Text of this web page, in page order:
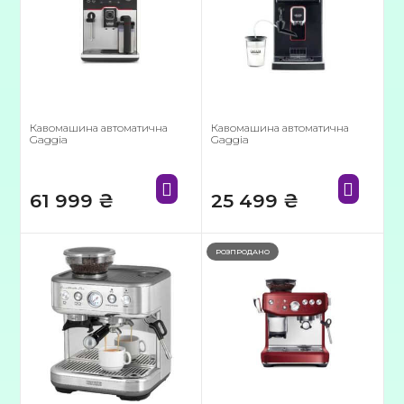
Кавомашина автоматична
Gaggia
61 999 ₴
Кавомашина автоматична
Gaggia
25 499 ₴
РОЗПРОДАНО